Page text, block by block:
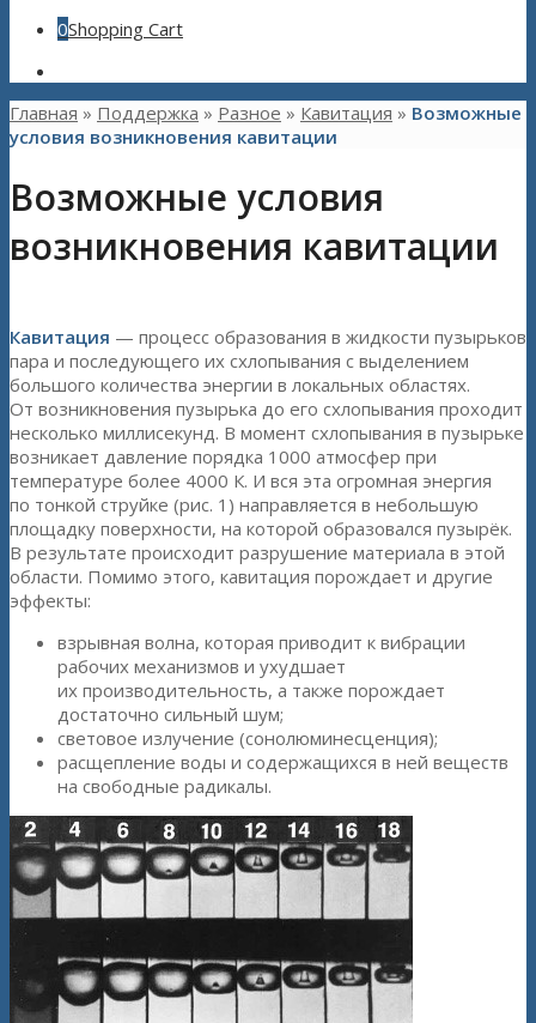
0Shopping Cart
Главная » Поддержка » Разное » Кавитация » Возможные
условия возникновения кавитации
Возможные условия
возникновения кавитации
Кавитация — процесс образования в жидкости пузырьков
пара и последующего их схлопывания с выделением
большого количества энергии в локальных областях.
От возникновения пузырька до его схлопывания проходит
несколько миллисекунд. В момент схлопывания в пузырьке
возникает давление порядка 1000 атмосфер при
температуре более 4000 К. И вся эта огромная энергия
по тонкой струйке (рис. 1) направляется в небольшую
площадку поверхности, на которой образовался пузырёк.
В результате происходит разрушение материала в этой
области. Помимо этого, кавитация порождает и другие
эффекты:
взрывная волна, которая приводит к вибрации
рабочих механизмов и ухудшает
их производительность, а также порождает
достаточно сильный шум;
световое излучение (сонолюминесценция);
расщепление воды и содержащихся в ней веществ
на свободные радикалы.